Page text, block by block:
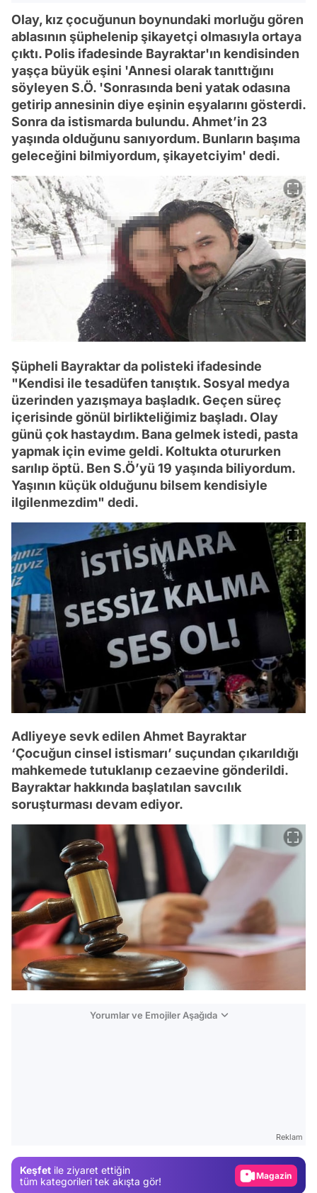
Olay, kız çocuğunun boynundaki morluğu gören
ablasının şüphelenip şikayetçi olmasıyla ortaya
çıktı. Polis ifadesinde Bayraktar'ın kendisinden
yaşça büyük eşini 'Annesi olarak tanıttığını
söyleyen S.Ö. 'Sonrasında beni yatak odasına
getirip annesinin diye eşinin eşyalarını gösterdi.
Sonra da istismarda bulundu. Ahmet’in 23
yaşında olduğunu sanıyordum. Bunların başıma
geleceğini bilmiyordum, şikayetciyim' dedi.
Şüpheli Bayraktar da polisteki ifadesinde
"Kendisi ile tesadüfen tanıştık. Sosyal medya
üzerinden yazışmaya başladık. Geçen süreç
içerisinde gönül birlikteliğimiz başladı. Olay
günü çok hastaydım. Bana gelmek istedi, pasta
yapmak için evime geldi. Koltukta otururken
sarılıp öptü. Ben S.Ö’yü 19 yaşında biliyordum.
Yaşının küçük olduğunu bilsem kendisiyle
ilgilenmezdim" dedi.
Adliyeye sevk edilen Ahmet Bayraktar
‘Çocuğun cinsel istismarı’ suçundan çıkarıldığı
mahkemede tutuklanıp cezaevine gönderildi.
Bayraktar hakkında başlatılan savcılık
soruşturması devam ediyor.
Yorumlar ve Emojiler Aşağıda
Reklam
Keşfet ile ziyaret ettiğin
tüm kategorileri tek akışta gör!
Magazin